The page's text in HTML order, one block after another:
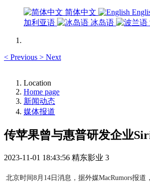
简体中文
加利亚语
冰岛语
< Previous > Next
Location
Home page
新闻动态
媒体报道
传苹果曾与惠普研发企业
2023-11-01 18:43:56 精东影业 3
北京时间8月14日消息，据外媒MacRumors报